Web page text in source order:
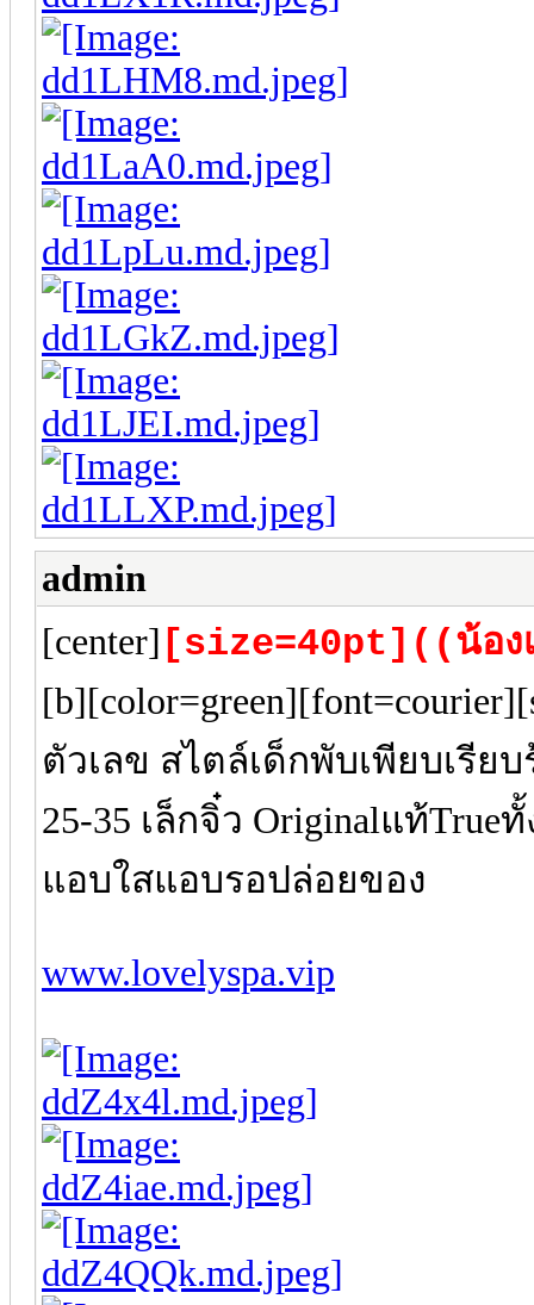
admin
[center] [size=40pt]((น้อ
ตัวเลข สไตล์เด็กพับเพียบเรีย
25-35 เล็กจิ๋ว Originalแท้
แอบใสแอบรอปล่อยของ
www.lovelyspa.vip